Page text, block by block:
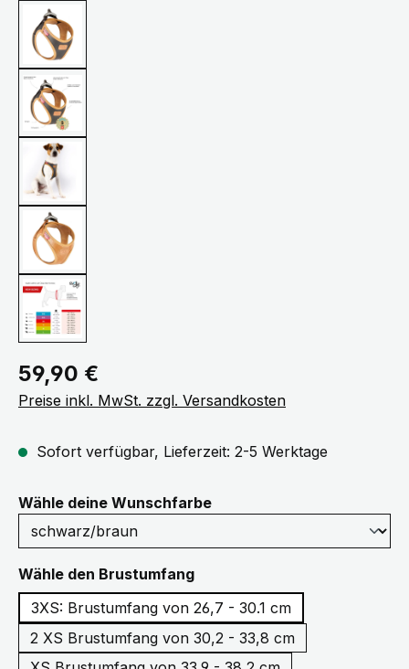
Regulärer Preis:
59,90 €
Preise inkl. MwSt. zzgl. Versandkosten
Sofort verfügbar, Lieferzeit: 2-5 Werktage
Wähle deine Wunschfarbeauswählen
Wähle den Brustumfangauswählen
3XS: Brustumfang von 26,7 - 30.1 cm
2 XS Brustumfang von 30,2 - 33,8 cm